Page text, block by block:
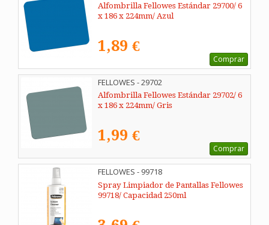
Alfombrilla Fellowes Estándar 29700/ 6
x 186 x 224mm/ Azul
1,89 €
Comprar
FELLOWES - 29702
Alfombrilla Fellowes Estándar 29702/ 6
x 186 x 224mm/ Gris
1,99 €
Comprar
FELLOWES - 99718
Spray Limpiador de Pantallas Fellowes
99718/ Capacidad 250ml